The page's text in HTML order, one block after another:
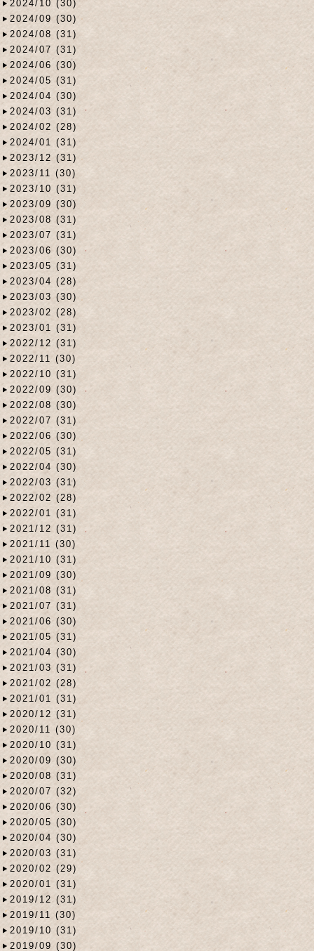
2024/10 (30)
2024/09 (30)
2024/08 (31)
2024/07 (31)
2024/06 (30)
2024/05 (31)
2024/04 (30)
2024/03 (31)
2024/02 (28)
2024/01 (31)
2023/12 (31)
2023/11 (30)
2023/10 (31)
2023/09 (30)
2023/08 (31)
2023/07 (31)
2023/06 (30)
2023/05 (31)
2023/04 (28)
2023/03 (30)
2023/02 (28)
2023/01 (31)
2022/12 (31)
2022/11 (30)
2022/10 (31)
2022/09 (30)
2022/08 (30)
2022/07 (31)
2022/06 (30)
2022/05 (31)
2022/04 (30)
2022/03 (31)
2022/02 (28)
2022/01 (31)
2021/12 (31)
2021/11 (30)
2021/10 (31)
2021/09 (30)
2021/08 (31)
2021/07 (31)
2021/06 (30)
2021/05 (31)
2021/04 (30)
2021/03 (31)
2021/02 (28)
2021/01 (31)
2020/12 (31)
2020/11 (30)
2020/10 (31)
2020/09 (30)
2020/08 (31)
2020/07 (32)
2020/06 (30)
2020/05 (30)
2020/04 (30)
2020/03 (31)
2020/02 (29)
2020/01 (31)
2019/12 (31)
2019/11 (30)
2019/10 (31)
2019/09 (30)